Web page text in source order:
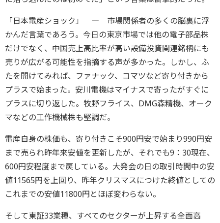
「日本電産ショック」 ― 市場関係者の多くの脳裏に浮
かんだ言葉であろう。今日の東京市場では他の電子部品株
だけでなく、中国売上高比率が高い設備投資関連銘柄にも
売りが広がる可能性を指摘する声が多かった。しかし、ふ
たを開けてみれば、ファナック、コマツなど寄り付きから
プラスで始まった。安川電機はマイナスで寄ったがすぐに
プラスに切り返した。牧野フライス、DMG森精機、オーク
マなどの工作機械株も堅調だ。
電産自身の株価も、寄り付きこそ900円安で始まり990円安
まで売られ昨年来安値を更新したが、それでも9：30現在、
600円安程度まで戻している。大発会の日の取引時間中の安
値11565円を上回り、昨年クリスマスにつけた終値としての
これまでの安値11800円とほぼ変わらない。
そして東証33業種、すべてのセクターが上昇する全面高